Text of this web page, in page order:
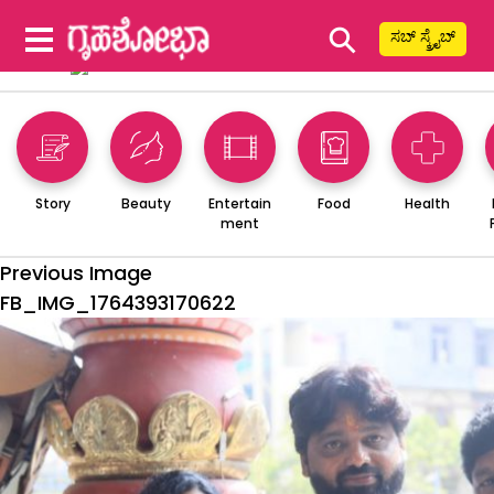
⚲ ಸಬ್ ಸ್ಕ್ರೈಬ್
Story Beauty
Entertain
ment
Food Health
Previous Image
FB_IMG_1764393170622